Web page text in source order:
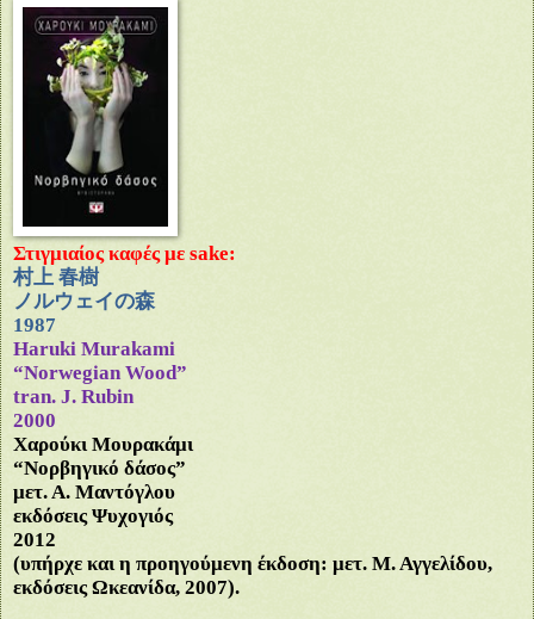
Στιγμιαίος καφές με sake:
村上 春樹
ノルウェイの森
1987
Haruki Murakami
“Norwegian Wood”
tran. J. Rubin
2000
Χαρούκι Μουρακάμι
“Νορβηγικό δάσος”
μετ. Α. Μαντόγλου
εκδόσεις Ψυχογιός
2012
(υπήρχε και η προηγούμενη έκδοση: μετ. Μ. Αγγελίδου,
εκδόσεις Ωκεανίδα, 2007).